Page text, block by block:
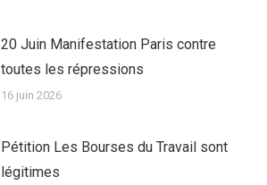
20 Juin Manifestation Paris contre
toutes les répressions
16 juin 2026
Pétition Les Bourses du Travail sont
légitimes